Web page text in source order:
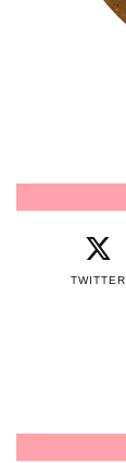
TWITTER